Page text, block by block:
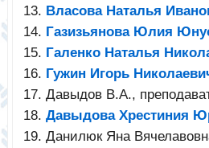
Власова Наталья
Газизьянова Юлия
Галенко Наталья
Гужин Игорь
Давыдов В.А.,
Давыдова Хрестиния
Данилюк Яна